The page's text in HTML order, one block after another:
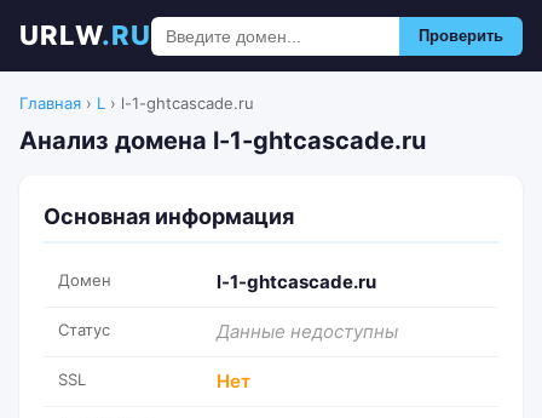
URLW.RU Проверить
Главная › L › l-1-ghtcascade.ru
Анализ домена l-1-ghtcascade.ru
Основная информация
Домен l-1-ghtcascade.ru
Статус Данные недоступны
SSL Нет